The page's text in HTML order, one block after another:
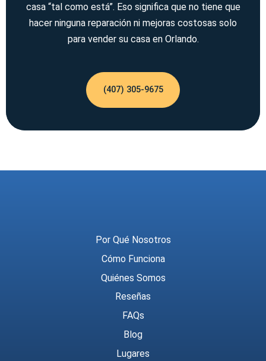
casa “tal como está”. Eso significa que no tiene que
hacer ninguna reparación ni mejoras costosas solo
para vender su casa en Orlando.
(407) 305-9675
Por Qué Nosotros
Cómo Funciona
Quiénes Somos
Reseñas
FAQs
Blog
Lugares